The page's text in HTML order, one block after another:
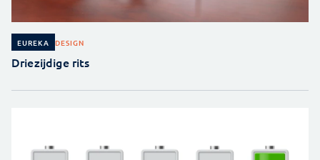
EUREKA DESIGN
Driezijdige rits